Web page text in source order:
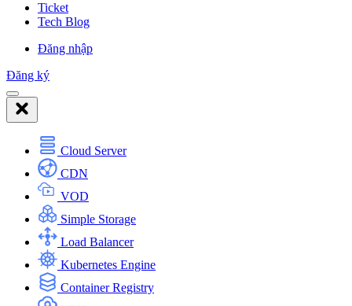
Ticket
Tech Blog
Đăng nhập
Đăng ký
Cloud Server
CDN
VOD
Simple Storage
Load Balancer
Kubernetes Engine
Container Registry